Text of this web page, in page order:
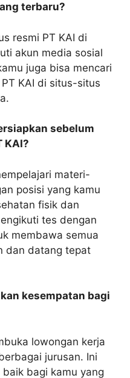
terbaru?
resmi PT KAI di
akun media sosial
juga bisa mencari
KAI di situs-situs
sebelum
KAI?
materi-
posisi yang kamu
fisik dan
tes dengan
membawa semua
dan datang tepat
kesempatan bagi
lowongan kerja
jurusan. Ini
bagi kamu yang